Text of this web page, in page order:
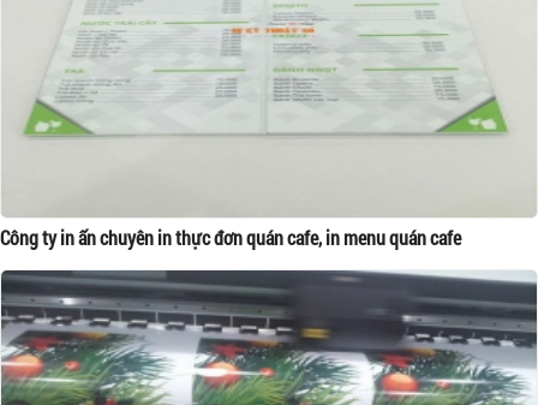
Công ty in ấn chuyên in thực đơn quán cafe, in menu quán cafe